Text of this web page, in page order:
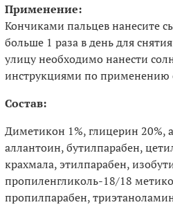
Применение:
Кончиками пальцев нанесите
больше 1 раза в день для
улицу необходимо нанести
инструкциями по применению
Состав:
Диметикон 1%, глицерин 20%,
аллантоин, бутилпарабен,
крахмала, этилпарабен,
пропиленгликоль-18/18
пропилпарабен,